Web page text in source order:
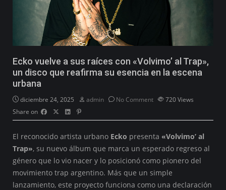
Ecko vuelve a sus raíces con «Volvimo’ al Trap»,
un disco que reafirma su esencia en la escena
urbana
diciembre 24, 2025 admin No Comment 720Views
Share on
El reconocido artista urbano Ecko presenta «Volvimo’ al
Trap», su nuevo álbum que marca un esperado regreso al
género que lo vio nacer y lo posicionó como pionero del
movimiento trap argentino. Más que un simple
lanzamiento, este proyecto funciona como una declaración